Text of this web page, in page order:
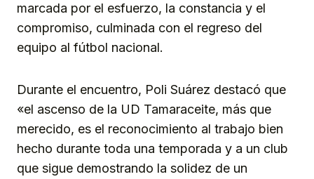
marcada por el esfuerzo, la constancia y el
compromiso, culminada con el regreso del
equipo al fútbol nacional.
Durante el encuentro, Poli Suárez destacó que
«el ascenso de la UD Tamaraceite, más que
merecido, es el reconocimiento al trabajo bien
hecho durante toda una temporada y a un club
que sigue demostrando la solidez de un